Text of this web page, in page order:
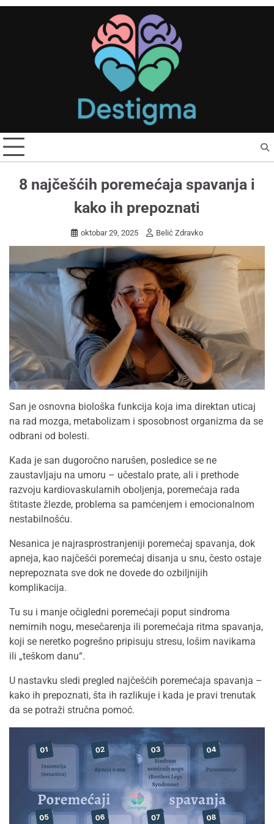
Skip
8 najčešćih poremećaja spavanja i
kako ih prepoznati
oktobar 29, 2025 Belić Zdravko
San je osnovna biološka funkcija koja ima direktan uticaj
na rad mozga, metabolizam i sposobnost organizma da se
odbrani od bolesti.
Kada je san dugoročno narušen, posledice se ne
zaustavljaju na umoru – učestalo prate, ali i prethode
razvoju kardiovaskularnih oboljenja, poremećaja rada
štitaste žlezde, problema sa pamćenjem i emocionalnom
nestabilnošću.
Nesanica je najrasprostranjeniji poremećaj spavanja, dok
apneja, kao najčešći poremećaj disanja u snu, često ostaje
neprepoznata sve dok ne dovede do ozbiljnijih
komplikacija.
Tu su i manje očigledni poremećaji poput sindroma
nemirnih nogu, mesečarenja ili poremećaja ritma spavanja,
koji se neretko pogrešno pripisuju stresu, lošim navikama
ili „teškom danu“.
U nastavku sledi pregled najčešćih poremećaja spavanja –
kako ih prepoznati, šta ih razlikuje i kada je pravi trenutak
da se potraži stručna pomoć.